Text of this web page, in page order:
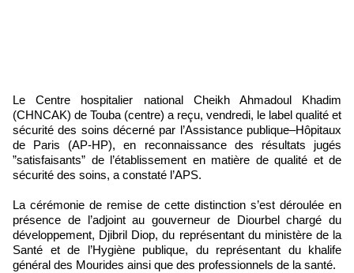
Le Centre hospitalier national Cheikh Ahmadoul Khadim
(CHNCAK) de Touba (centre) a reçu, vendredi, le label qualité et
sécurité des soins décerné par l’Assistance publique–Hôpitaux
de Paris (AP-HP), en reconnaissance des résultats jugés
”satisfaisants” de l’établissement en matière de qualité et de
sécurité des soins, a constaté l’APS.
‎‎La cérémonie de remise de cette distinction s’est déroulée en
présence de l’adjoint au gouverneur de Diourbel chargé du
développement, Djibril Diop, du représentant du ministère de la
Santé et de l’Hygiène publique, du représentant du khalife
général des Mourides ainsi que des professionnels de la santé.